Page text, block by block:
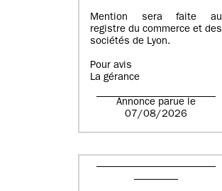
Mention sera faite au
registre du commerce et des
sociétés de Lyon.
Pour avis
La gérance
Annonce parue le
07/08/2026